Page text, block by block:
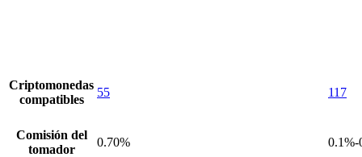
Criptomonedas
compatibles
55 117
Comisión del
tomador
0.70%
0.1%-